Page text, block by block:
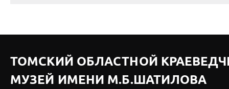
ТОМСКИЙ ОБЛАСТНОЙ
МУЗЕЙ ИМЕНИ М.Б.ШАТИЛОВА